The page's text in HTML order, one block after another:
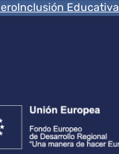
Inclusión Educativa